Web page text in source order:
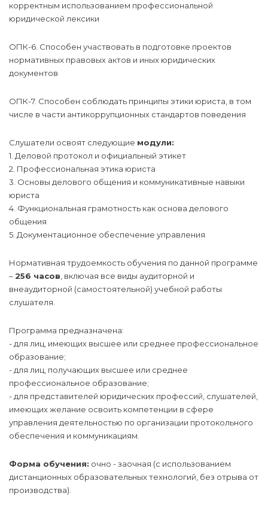
корректным использованием профессиональной
юридической лексики
ОПК-6. Способен участвовать в подготовке проектов
нормативных правовых актов и иных юридических
документов
ОПК-7. Способен соблюдать принципы этики юриста, в том
числе в части антикоррупционных стандартов поведения
Слушатели освоят следующие модули:
1. Деловой протокол и официальный этикет
2. Профессиональная этика юриста
3. Основы делового общения и коммуникативные навыки
юриста
4. Функциональная грамотность как основа делового
общения
5. Документационное обеспечение управления
Нормативная трудоемкость обучения по данной программе
–256 часов , включая все виды аудиторной и
внеаудиторной (самостоятельной) учебной работы
слушателя.
Программа предназначена:
- для лиц, имеющих высшее или среднее профессиональное
образование;
- для лиц, получающих высшее или среднее
профессиональное образование;
- для представителей юридических профессий, слушателей,
имеющих желание освоить компетенции в сфере
управления деятельностью по организации протокольного
обеспечения и коммуникациям.
Форма обучения: очно - заочная (с использованием
дистанционных образовательных технологий, без отрыва от
производства).